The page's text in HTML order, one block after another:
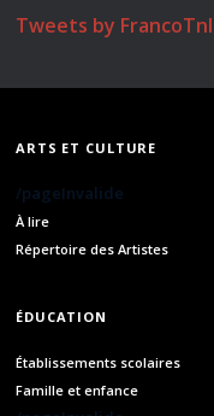
Tweets by FrancoTnl
ARTS ET CULTURE
/pageInvalide
À lire
Répertoire des Artistes
ÉDUCATION
Établissements scolaires
Famille et enfance